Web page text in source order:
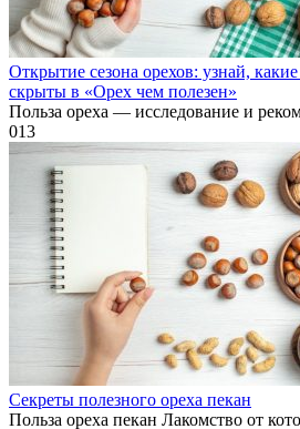
Открытие сезона орехов: узнай,
скрыты в «Орех чем полезен»
Польза ореха — исследование и
013
Секреты полезного ореха пекан
Польза ореха пекан Лакомство от